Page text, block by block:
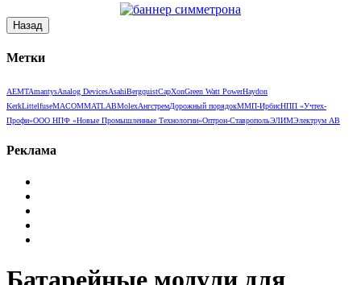
Метки
AEMTAmantysAnalog DevicesAsahiBergquistCapXonGreen Watt PowerHaydon
KerkLittelfuseMACOMMATLABMolexАнгстремДорожный порядокММП-ИрбисНПП «Учтех-
Профи»ООО НПФ «Новые Промышленные Технологии»Оптрон-СтавропольЭЛИМЭлектрум АВ
Реклама
Батарейные модули для